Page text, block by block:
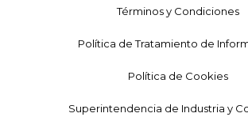
Términos y Condiciones
Política de Tratamiento de
Política de Cookies
Superintendencia de Industria y